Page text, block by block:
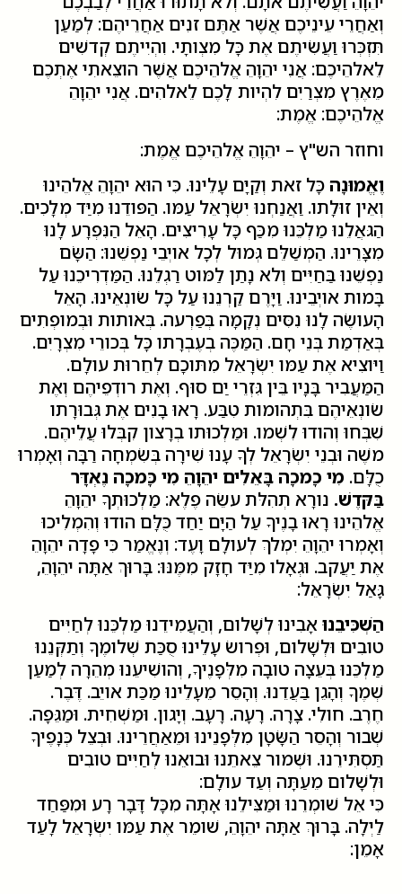
וְאַחֲרֵי עֵינֵיכֶם אֲשֶׁר אַתֶּם זנִים אַחֲרֵיהֶם: לְמַעַן
תִּזְכְּרוּ וַעֲשִׂיתֶם אֶת כָּל מִצְותָי. וִהְיִיתֶם קְדשִׁים
לֵאלהֵיכֶם: אֲנִי יהֵוָהֵ אֱלהֵיכֶם אֲשֶׁר הוצֵאתִי אֶתְכֶם
מֵאֶרֶץ מִצְרַיִם לִהְיות לָכֶם לֵאלהִים. אֲנִי יהֵוָהֵ
אֱלהֵיכֶם: אֱמֶת:
וחוזר הש"ץ – יהֵוָהֵ אֱלהֵיכֶם אֱמֶת:
וֶאֱמוּנָהכָּל זאת וְקַיָּם עָלֵינוּ. כִּי הוּא יהֵוָהֵ אֱלהֵינוּ
וְאֵין זוּלָתו. וַאֲנַחְנוּ יִשְׂרָאֵל עַמּו. הַפּודֵנוּ מִיַּד מְלָכִים.
הַגּאֲלֵנוּ מַלְכֵּנוּ מִכַּף כָּל עָרִיצִים. הָאֵל הַנִּפְרָע לָנוּ
מִצָּרֵינוּ. הַמְשַׁלֵּם גְּמוּל לְכָל אויְבֵי נַפְשֵׁנוּ: הַשָּׂם
נַפְשֵׁנוּ בַּחַיִּים וְלא נָתַן לַמּוט רַגְלֵנוּ. הַמַּדְרִיכֵנוּ עַל
בָּמות אויְבֵינוּ. וַיָּרֶם קַרְנֵנוּ עַל כָּל שׂונְאֵינוּ. הָאֵל
הָעושֶׂה לָנוּ נִסִּים נְקָמָה בְּפַרְעה. בְּאותות וּבְמופְתִים
בְּאַדְמַת בְּנֵי חָם. הַמַּכֶּה בְעֶבְרָתו כָּל בְּכורֵי מִצְרָיִם.
וַיּוצִיא אֶת עַמּו יִשְׂרָאֵל מִתּוכָם לְחֵרוּת עולָם.
הַמַּעֲבִיר בָּנָיו בֵּין גִּזְרֵי יַם סוּף. וְאֶת רודְפֵיהֶם וְאֶת
שׂונְאֵיהֶם בִּתְהומות טִבַּע. רָאוּ בָנִים אֶת גְּבוּרָתו
שִׁבְּחוּ וְהודוּ לִשְׁמו. וּמַלְכוּתו בְרָצון קִבְּלוּ עֲלֵיהֶם.
משֶׁה וּבְנֵי יִשְׂרָאֵל לְךָ עָנוּ שִׁירָה בְּשִׂמְחָה רַבָּה וְאָמְרוּ
כֻלָּם. מִי כָמכָה בָּאֵלִים יהֵוָהֵ מִי כָּמכָה נֶאְדָּר
בַּקּדֶשׁ. נורָא תְהִלּת עשֵׂה פֶלֶא: מַלְכוּתְךָ יהֵוָהֵ
אֱלהֵינוּ רָאוּ בָנֶיךָ עַל הַיָּם יַחַד כֻּלָּם הודוּ וְהִמְלִיכוּ
וְאָמְרוּ יהֵוָהֵ יִמְלךְ לְעולָם וָעֶד: וְנֶאֱמַר כִּי פָדָה יהֵוָהֵ
אֶת יַעֲקב. וּגְאָלו מִיַּד חָזָק מִמֶּנּוּ: בָּרוּךְ אַתָּה יהֵוָהֵ,
גָּאַל יִשְׂרָאֵל:
הַשְׁכִּיבֵנוּאָבִינוּ לְשָׁלום, וְהַעֲמִידֵנוּ מַלְכֵּנוּ לְחַיִּים
טובִים וּלְשָׁלום, וּפְרושׂ עָלֵינוּ סֻכַּת שְׁלומֶךָ וְתַקְּנֵנוּ
מַלְכֵּנוּ בְּעֵצָה טובָה מִלְּפָנֶיךָ, וְהושִׁיעֵנוּ מְהֵרָה לְמַעַן
שְׁמֶךָ וְהָגֵן בַּעֲדֵנוּ. וְהָסֵר מֵעָלֵינוּ מַכַּת אויֵב. דֶּבֶר.
חֶרֶב. חולִי. צָרָה. רָעָה. רָעָב. וְיָגון. וּמַשְׁחִית. וּמַגֵּפָה.
שְׁבור וְהָסֵר הַשָּׂטָן מִלְּפָנֵינוּ וּמֵאַחֲרֵינוּ. וּבְצֵל כְּנָפֶיךָ
תַּסְתִּירֵנוּ. וּשְׁמור צֵאתֵנוּ וּבואֵנוּ לְחַיִּים טובִים
וּלְשָׁלום מֵעַתָּה וְעַד עולָם:
כִּי אֵל שׁומְרֵנוּ וּמַצִּילֵנוּ אָתָּה מִכָּל דָּבָר רָע וּמִפַּחַד
לַיְלָה. בָּרוּךְ אַתָּה יהֵוָהֵ, שׁומֵר אֶת עַמּו יִשְׂרָאֵל לָעַד
אָמֵן: